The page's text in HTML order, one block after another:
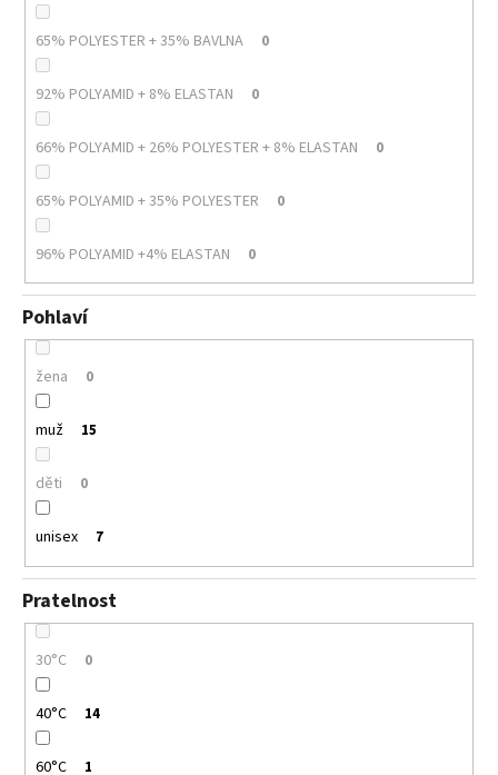
65% POLYESTER + 35% BAVLNA 0
92% POLYAMID + 8% ELASTAN 0
66% POLYAMID + 26% POLYESTER + 8% ELASTAN 0
65% POLYAMID + 35% POLYESTER 0
96% POLYAMID +4% ELASTAN 0
Pohlaví
žena 0
muž 15
děti 0
unisex 7
Pratelnost
30°C 0
40°C 14
60°C 1